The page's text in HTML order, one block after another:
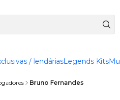
/ lendáriasLegends Kits
Bruno Fernandes